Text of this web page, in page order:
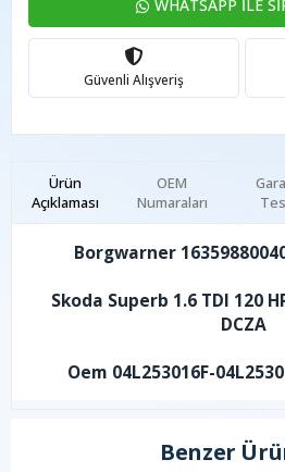
WHATSAPP İLE
Güvenli Alışveriş
Ürün
Açıklaması
OEM
Numaraları
Borgwarner
Skoda Superb 1.6 TDI 120
DCZA
Oem 04L253016F-
Benzer